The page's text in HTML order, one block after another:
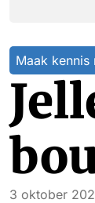
Maak kennis
3 oktober